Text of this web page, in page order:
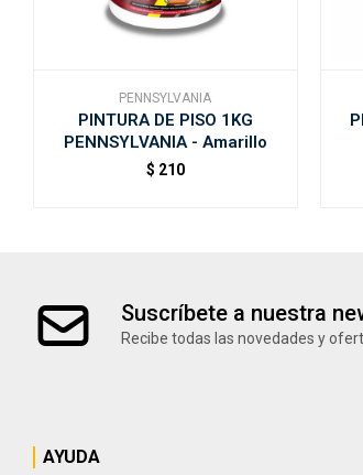
PENNSYLVANIA
PINTURA DE PISO 1KG
PENNSYLVANIA - Amarillo
$ 210
Suscríbete a nuestra
Recibe todas las novedades y
AYUDA